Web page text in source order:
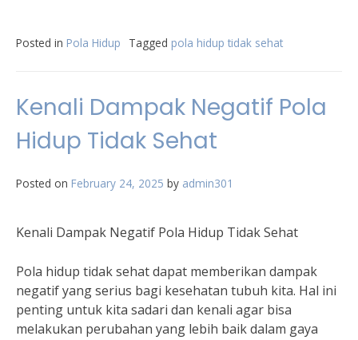
Posted in Pola Hidup Tagged pola hidup tidak sehat
Kenali Dampak Negatif Pola
Hidup Tidak Sehat
Posted on February 24, 2025 by admin301
Kenali Dampak Negatif Pola Hidup Tidak Sehat
Pola hidup tidak sehat dapat memberikan dampak
negatif yang serius bagi kesehatan tubuh kita. Hal ini
penting untuk kita sadari dan kenali agar bisa
melakukan perubahan yang lebih baik dalam gaya